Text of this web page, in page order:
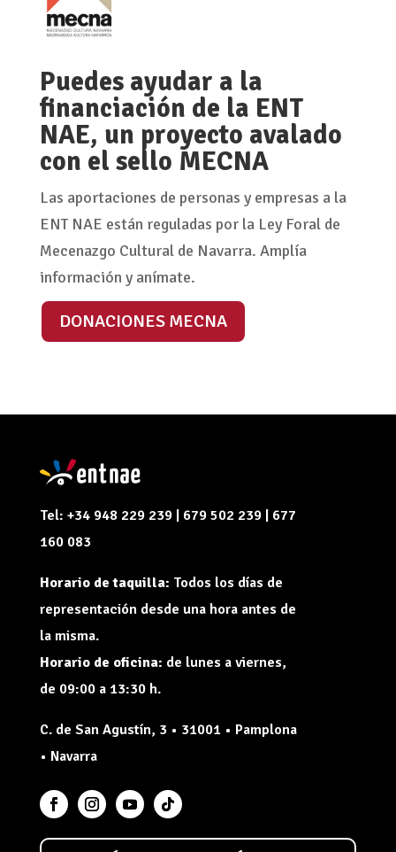
Puedes ayudar a la
financiación de la ENT
NAE, un proyecto avalado
con el sello MECNA
Las aportaciones de personas y empresas a la
ENT NAE están reguladas por la Ley Foral de
Mecenazgo Cultural de Navarra. Amplía
información y anímate.
DONACIONES MECNA
Tel: +34 948 229 239 | 679 502 239 | 677
160 083
Horario de taquilla: Todos los días de
representación desde una hora antes de
la misma.
Horario de oficina: de lunes a viernes,
de 09:00 a 13:30 h.
C. de San Agustín, 3 • 31001 • Pamplona
• Navarra